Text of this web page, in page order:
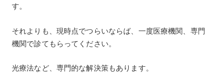
す。
それよりも、現時点でつらいならば、一度医療機関、専門
機関で診てもらってください。
光療法など、専門的な解決策もあります。